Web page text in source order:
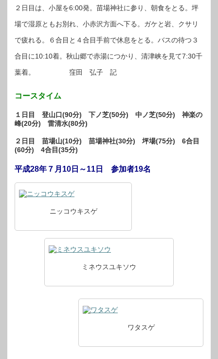
２日目は、小屋を6:00発。苗場神社に参り、朝食をとる。坪
場で湿原ともお別れ、小赤沢方面へ下る。ガケと岩、クサリ
で疲れる。６合目と４合目手前で休息をとる。バスの待つ３
合目に10:10着。秋山郷で赤湯につかり、清津峡を見て7:30千
葉着。 窪田 弘子 記
コースタイム
１日目 登山口(90分) 下ノ芝(50分) 中ノ芝(50分) 神楽の
峰(20分) 雷清水(80分)
２日目 苗場山(10分) 苗場神社(30分) 坪場(75分) 6合目
(60分) 4合目(35分)
平成28年７月10日～11日 参加者19名
ニッコウキスゲ
ミネウスユキソウ
ワタスゲ